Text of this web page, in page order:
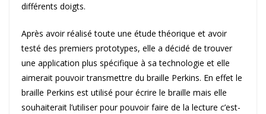
différents doigts.
Après avoir réalisé toute une étude théorique et avoir
testé des premiers prototypes, elle a décidé de trouver
une application plus spécifique à sa technologie et elle
aimerait pouvoir transmettre du braille Perkins. En effet le
braille Perkins est utilisé pour écrire le braille mais elle
souhaiterait l’utiliser pour pouvoir faire de la lecture c’est-